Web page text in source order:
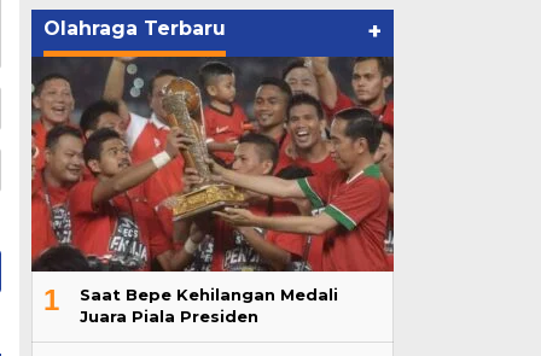
Olahraga Terbaru +
1
Saat Bepe Kehilangan Medali
Juara Piala Presiden